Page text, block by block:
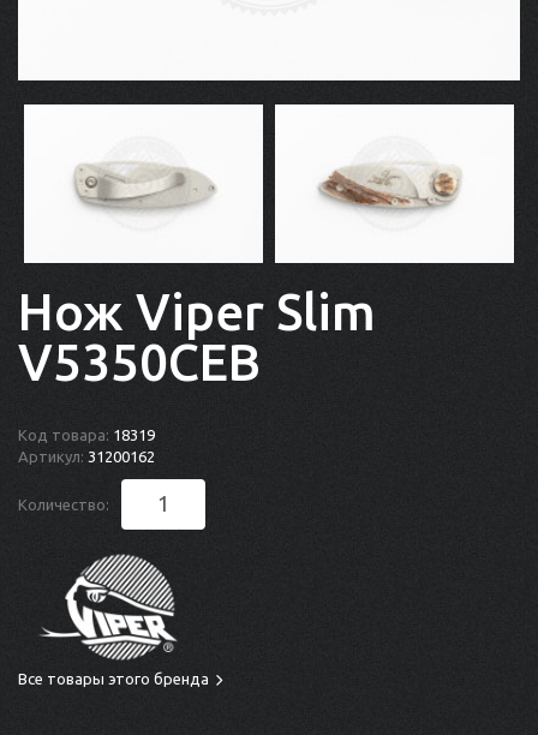
Нож Viper Slim
V5350CEB
Код товара: 18319
Артикул: 31200162
Количество:
Все товары этого бренда